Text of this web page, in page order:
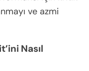
ve azmi
Nasıl